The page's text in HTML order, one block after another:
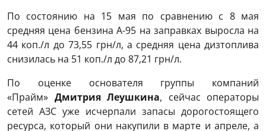
По состоянию на 15 мая по сравнению с 8 мая
средняя цена бензина А-95 на заправках выросла на
44 коп./л до 73,55 грн/л, а средняя цена дизтоплива
снизилась на 51 коп./л до 87,21 грн/л.
По оценке основателя группы компаний
«Прайм» Дмитрия Леушкина, сейчас операторы
сетей АЗС уже исчерпали запасы дорогостоящего
ресурса, который они накупили в марте и апреле, а